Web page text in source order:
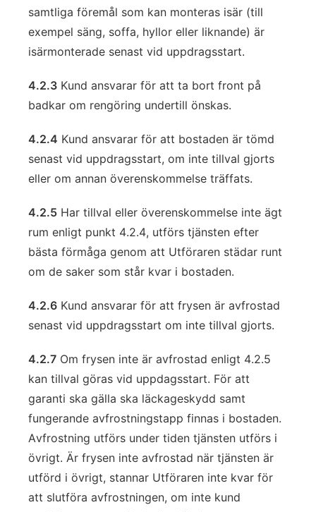
samtliga föremål som kan monteras isär (till
exempel säng, soffa, hyllor eller liknande) är
isärmonterade senast vid uppdragsstart.
4.2.3 Kund ansvarar för att ta bort front på
badkar om rengöring undertill önskas.
4.2.4 Kund ansvarar för att bostaden är tömd
senast vid uppdragsstart, om inte tillval gjorts
eller om annan överenskommelse träffats.
4.2.5 Har tillval eller överenskommelse inte ägt
rum enligt punkt 4.2.4, utförs tjänsten efter
bästa förmåga genom att Utföraren städar runt
om de saker som står kvar i bostaden.
4.2.6 Kund ansvarar för att frysen är avfrostad
senast vid uppdragsstart om inte tillval gjorts.
4.2.7 Om frysen inte är avfrostad enligt 4.2.5
kan tillval göras vid uppdagsstart. För att
garanti ska gälla ska läckageskydd samt
fungerande avfrostningstapp finnas i bostaden.
Avfrostning utförs under tiden tjänsten utförs i
övrigt. Är frysen inte avfrostad när tjänsten är
utförd i övrigt, stannar Utföraren inte kvar för
att slutföra avfrostningen, om inte kund